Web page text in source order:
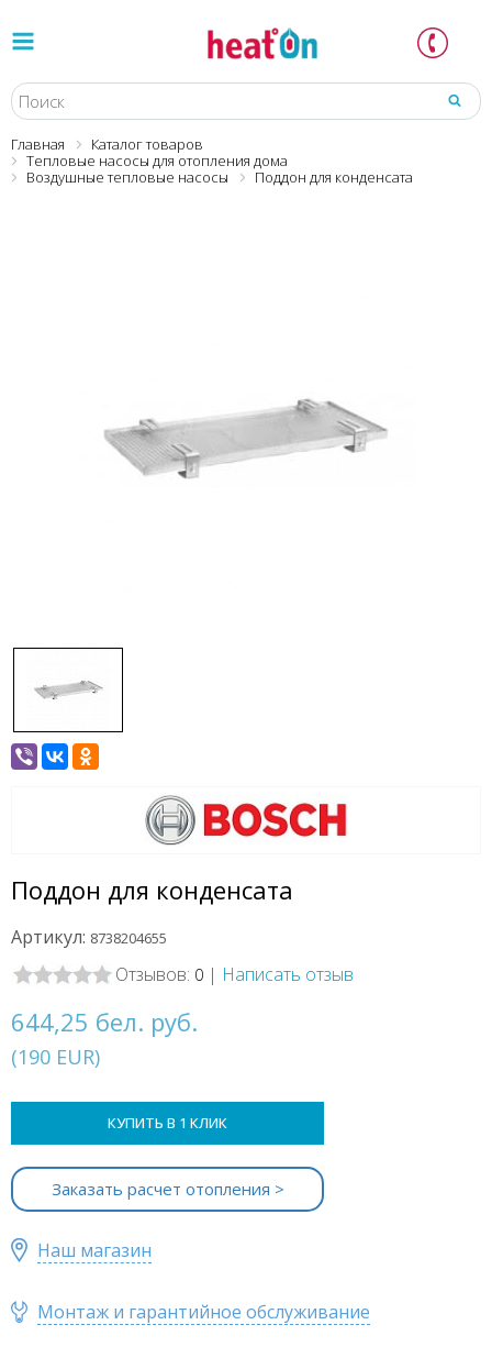
Главная
Каталог товаров
Тепловые насосы для отопления дома
Воздушные тепловые насосы
Поддон для конденсата
Поддон для конденсата
Артикул: 8738204655
Отзывов: 0 | Написать отзыв
644,25 бел. руб.
(190 EUR)
КУПИТЬ В 1 КЛИК
Заказать расчет отопления >
Наш магазин
Монтаж и гарантийное обслуживание